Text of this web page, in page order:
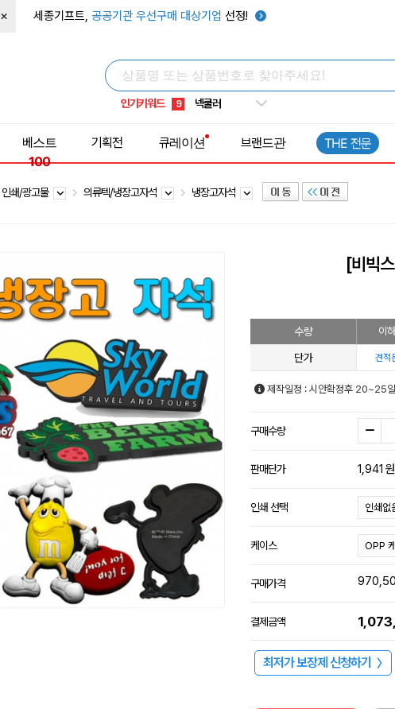
× 세종기프트, 공공기관 우선구매 대상기업 선정!
인기키워드
5 키캡
8 쿨토시
9 넥쿨러
1 선풍기
베스트
100
기획전 큐레이션 브랜드관 THE 전문
인쇄/광고물 의류텍/냉장고자석 냉장고자석
[비빅
수량 이
단가 견적
제작일정 : 시안확정후 20~25
구매수량
판매단가 1,941 원
인쇄 선택
케이스
구매가격
결제금액
최저가 보장제 신청하기 〉